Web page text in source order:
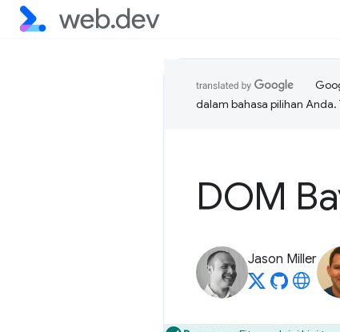
dalam bahasa pilihan
DOM
Jason Miller